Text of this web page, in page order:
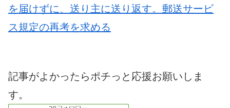
を届けずに、送り主に送り返す。郵送サービ
ス規定の再考を求める
記事がよかったらポチっと応援お願いしま
す。